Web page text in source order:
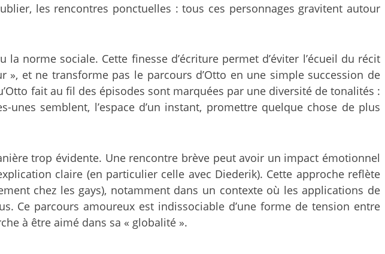
les rencontres ponctuelles : tous ces personnages gravitent autour
norme sociale. Cette finesse d’écriture permet d’éviter l’écueil du récit
et ne transforme pas le parcours d’Otto en une simple succession de
fait au fil des épisodes sont marquées par une diversité de tonalités :
semblent, l’espace d’un instant, promettre quelque chose de plus
trop évidente. Une rencontre brève peut avoir un impact émotionnel
claire (en particulier celle avec Diederik). Cette approche reflète
chez les gays), notamment dans un contexte où les applications de
Ce parcours amoureux est indissociable d’une forme de tension entre
à être aimé dans sa « globalité ».